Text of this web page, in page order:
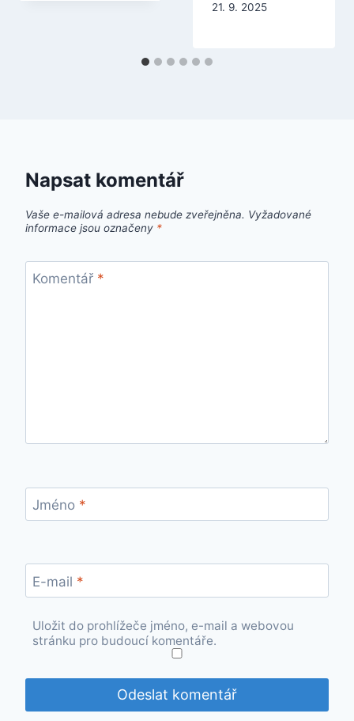
21. 9. 2025
Napsat komentář
Vaše e-mailová adresa nebude zveřejněna. Vyžadované
informace jsou označeny *
Komentář *
Jméno *
E-mail *
Uložit do prohlížeče jméno, e-mail a webovou
stránku pro budoucí komentáře.